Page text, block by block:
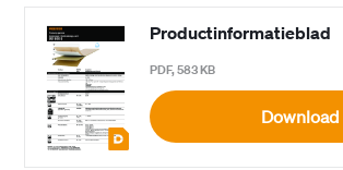
Productinformatieblad
PDF, 583 KB
Download